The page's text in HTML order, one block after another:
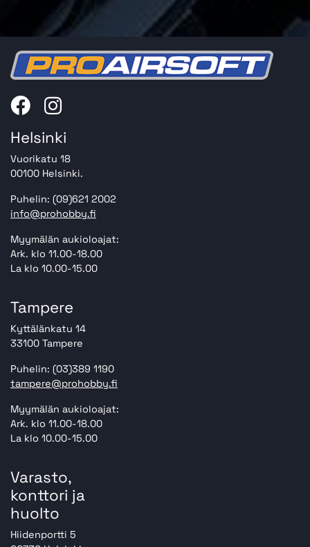
Helsinki
Vuorikatu 18
00100 Helsinki.
Puhelin: (09)621 2002
info@prohobby.fi
Myymälän aukioloajat:
Ark. klo 11.00-18.00
La klo 10.00-15.00
Tampere
Kyttälänkatu 14
33100 Tampere
Puhelin: (03)389 1190
tampere@prohobby.fi
Myymälän aukioloajat:
Ark. klo 11.00-18.00
La klo 10.00-15.00
Varasto,
konttori ja
huolto
Hiidenportti 5